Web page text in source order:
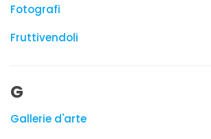
Fotografi
Fruttivendoli
G
Gallerie d'arte